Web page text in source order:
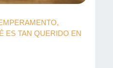
ES TAN QUERIDO EN